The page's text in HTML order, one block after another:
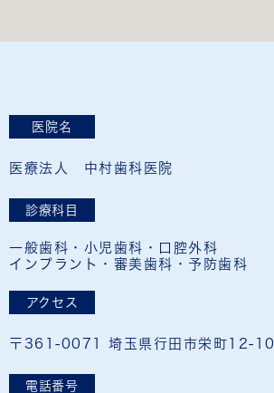
医院名
医療法人 中村歯科医院
診療科目
一般歯科・小児歯科・口腔外科
インプラント・審美歯科・予防歯科
アクセス
〒361-0071 埼玉県行田市栄町12-10
電話番号